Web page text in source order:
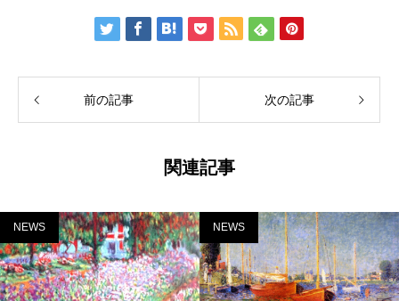
前の記事 次の記事
関連記事
NEWS NEWS